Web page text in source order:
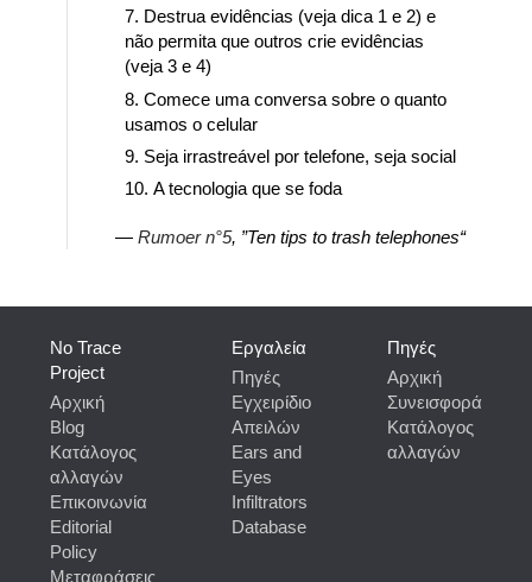
Destrua evidências (veja dica 1 e 2) e
não permita que outros crie evidências
(veja 3 e 4)
Comece uma conversa sobre o quanto
usamos o celular
Seja irrastreável por telefone, seja social
A tecnologia que se foda
— Rumoer n°5, ”Ten tips to trash telephones“
No Trace
Project
Αρχική
Blog
Κατάλογος
αλλαγών
Επικοινωνία
Editorial
Policy
Μεταφράσεις
Εργαλεία
Πηγές
Εγχειρίδιο
Απειλών
Ears and
Eyes
Infiltrators
Database
Πηγές
Αρχική
Συνεισφορά
Κατάλογος
αλλαγών